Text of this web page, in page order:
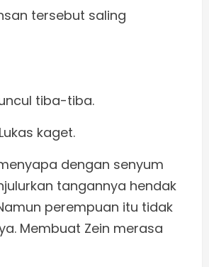
tersebut saling
tiba-tiba.
kaget.
dengan senyum
tangannya hendak
perempuan itu tidak
Membuat Zein merasa